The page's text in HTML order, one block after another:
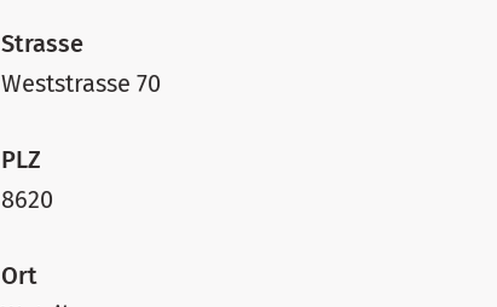
Strasse
Weststrasse 70
PLZ
8620
Ort